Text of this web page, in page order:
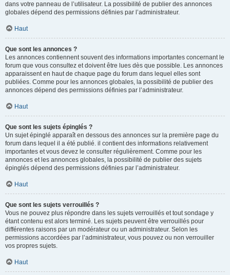
dans votre panneau de l’utilisateur. La possibilité de publier des annonces
globales dépend des permissions définies par l’administrateur.
Haut
Que sont les annonces ?
Les annonces contiennent souvent des informations importantes concernant le
forum que vous consultez et doivent être lues dès que possible. Les annonces
apparaissent en haut de chaque page du forum dans lequel elles sont
publiées. Comme pour les annonces globales, la possibilité de publier des
annonces dépend des permissions définies par l’administrateur.
Haut
Que sont les sujets épinglés ?
Un sujet épinglé apparaît en dessous des annonces sur la première page du
forum dans lequel il a été publié. il contient des informations relativement
importantes et vous devez le consulter régulièrement. Comme pour les
annonces et les annonces globales, la possibilité de publier des sujets
épinglés dépend des permissions définies par l’administrateur.
Haut
Que sont les sujets verrouillés ?
Vous ne pouvez plus répondre dans les sujets verrouillés et tout sondage y
étant contenu est alors terminé. Les sujets peuvent être verrouillés pour
différentes raisons par un modérateur ou un administrateur. Selon les
permissions accordées par l’administrateur, vous pouvez ou non verrouiller
vos propres sujets.
Haut